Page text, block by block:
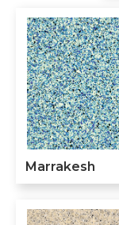
Marrakesh